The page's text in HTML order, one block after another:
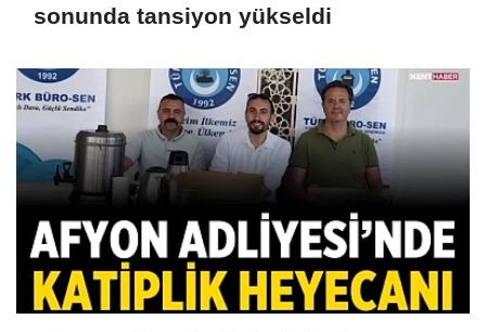
sonunda tansiyon yükseldi